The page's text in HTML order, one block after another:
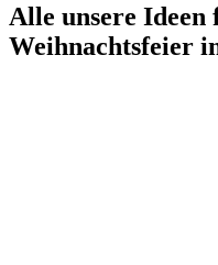
Alle unsere Ideen
Weihnachtsfeier